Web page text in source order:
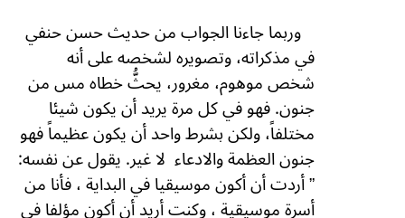
وربما جاءنا الجواب من حديث حسن حنفي
في مذكراته، وتصويره لشخصه على أنه
شخص موهوم، مغرور، يحثُّ خطاه مس من
جنون. فهو في كل مرة يريد أن يكون شيئا
مختلفاً، ولكن بشرط واحد أن يكون عظيماً فهو
جنون العظمة والادعاء لا غير. يقول عن نفسه:
” أردت أن أكون موسيقيا في البداية ، فأنا من
أسرة موسيقية ، وكنت أريد أن أكون مؤلفا في